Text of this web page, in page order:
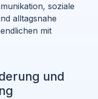
soziale
alltagsnahe
mit
und